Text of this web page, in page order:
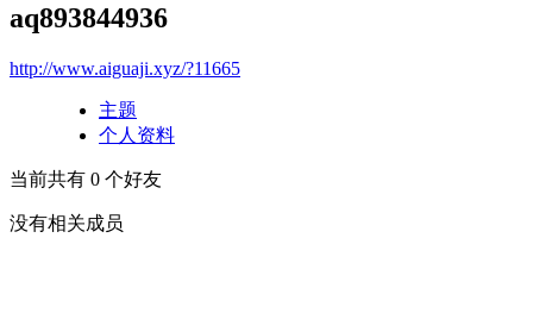
aq893844936
http://www.aiguaji.xyz/?11665
主题
个人资料
当前共有 0 个好友
没有相关成员